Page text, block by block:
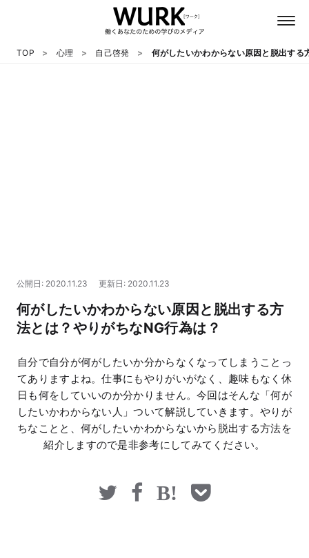
マネー
TOP 心理 自己啓発 何がしたいかわからない原因と脱出する
公開日: 2020.11.23 更新日: 2020.11.23
何がしたいかわからない原因と脱出する方
法とは？やりがちなNG行為は？
自分で自分が何がしたいか分からなくなってしまうことっ
てありますよね。仕事にもやりがいがなく、趣味もなく休
日も何をしていいのか分かりません。今回はそんな「何が
したいかわからない人」ついて解説していきます。やりが
ちなことと、何がしたいかわからないから脱出する方法を
紹介しますので是非参考にしてみてください。